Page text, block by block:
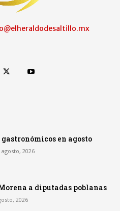
en agosto
agosto, 2026
a diputadas poblanas
2026